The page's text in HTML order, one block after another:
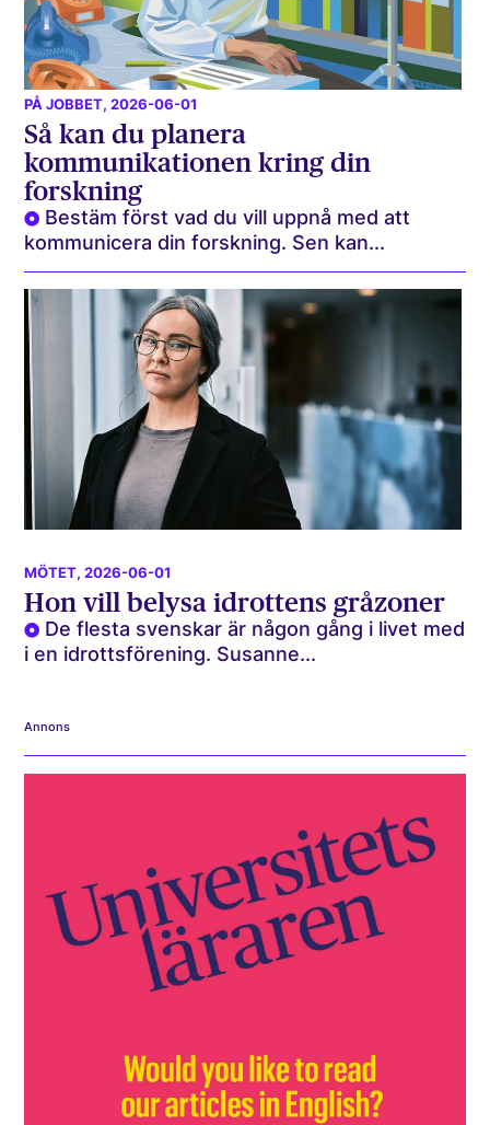
PÅ JOBBET, 2026-06-01
Så kan du planera
kommunikationen kring din
forskning
Bestäm först vad du vill uppnå med att
kommunicera din forskning. Sen kan...
MÖTET, 2026-06-01
Hon vill belysa idrottens gråzoner
De flesta svenskar är någon gång i livet med
i en idrottsförening. Susanne...
Annons